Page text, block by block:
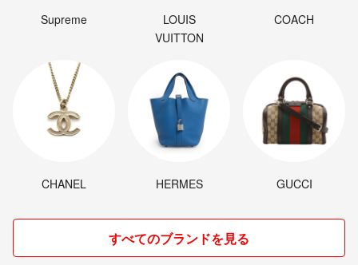
Supreme
LOUIS
VUITTON
COACH
CHANEL HERMES GUCCI
すべてのブランドを見る